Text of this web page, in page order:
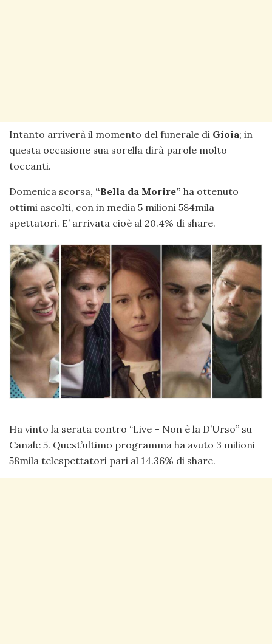
Intanto arriverà il momento del funerale di Gioia; in
questa occasione sua sorella dirà parole molto
toccanti.
Domenica scorsa, “Bella da Morire” ha ottenuto
ottimi ascolti, con in media 5 milioni 584mila
spettatori. E’ arrivata cioè al 20.4% di share.
Ha vinto la serata contro “Live – Non è la D’Urso” su
Canale 5. Quest’ultimo programma ha avuto 3 milioni
58mila telespettatori pari al 14.36% di share.